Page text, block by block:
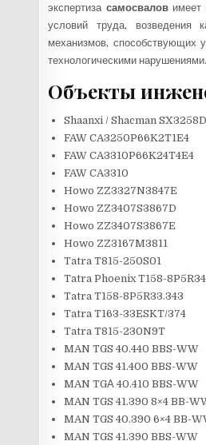
экспертизасамосваловимеет
условий труда, возведения
механизмов, способствующих
технологическими нарушениями.
Объекты
Shaanxi / Shacman
FAW CA3250P66K2T1E4
FAW CA3310P66K24T4E4
FAW CA3310
Howo ZZ3327N3847E
Howo ZZ3407S3867D
Howo ZZ3407S3867E
Howo ZZ3167M3811
Tatra T815-250S01
Tatra Phoenix T158-
Tatra T158-8P5R33.343
Tatra T163-33ESKT/374
Tatra T815-230N9T
MAN TGS 40.440 BBS-WW
MAN TGS 41.400 BBS-WW
MAN TGА 40.410 BBS-WW
MAN TGS 41.390 8×4 BB-
MAN TGS 40.390 6×4 BB-
MAN TGS 41.390 BBS-WW